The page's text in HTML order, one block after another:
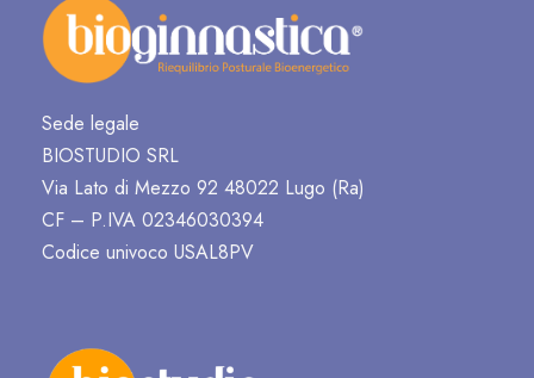
Sede legale
BIOSTUDIO SRL
Via Lato di Mezzo 92 48022 Lugo (Ra)
CF – P.IVA 02346030394
Codice univoco USAL8PV